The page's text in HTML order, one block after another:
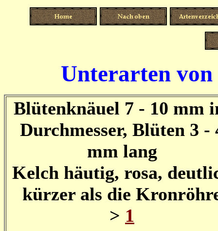
Unterarten
Blütenknäuel 7 - 10 mm
Durchmesser, Blüten 3 -
mm lang
Kelch häutig, rosa,
kürzer als die
> 1